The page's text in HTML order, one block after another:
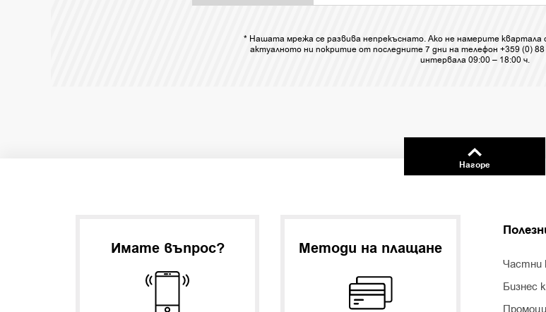
* Нашата мрежа се развива непрекъснато. Ако не намерите квартала
актуалното ни покритие от последните 7 дни на телефон +359 (0)
интервала 09:00 – 18:00 ч.
Нагоре
Имате въпрос? Методи на плащане
Частни
Бизнес